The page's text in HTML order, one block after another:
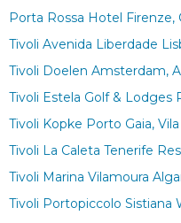
Porta Rossa Hotel Firenze,
Tivoli Avenida Liberdade
Tivoli Doelen Amsterdam,
Tivoli Estela Golf & Lodges
Tivoli Kopke Porto Gaia,
Tivoli La Caleta Tenerife
Tivoli Marina Vilamoura
Tivoli Portopiccolo Sistiana